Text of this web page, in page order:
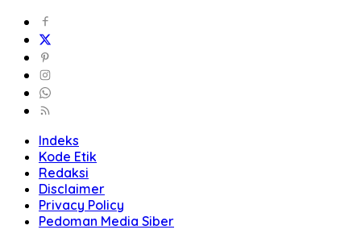
Indeks
Kode Etik
Redaksi
Disclaimer
Privacy Policy
Pedoman Media Siber